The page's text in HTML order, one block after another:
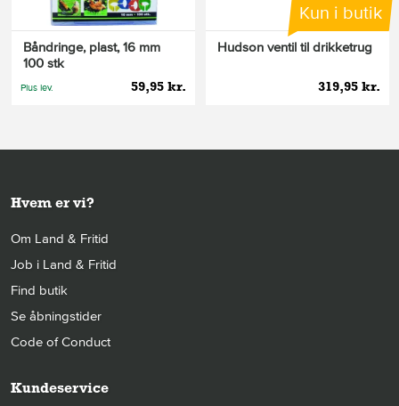
Båndringe, plast, 16 mm
100 stk
59,95 kr.
Plus lev.
Kun i butik
Hudson ventil til drikketrug
319,95 kr.
Hvem er vi?
Om Land & Fritid
Job i Land & Fritid
Find butik
Se åbningstider
Code of Conduct
Kundeservice